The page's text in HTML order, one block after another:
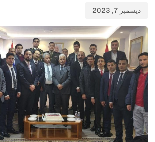
ديسمبر 7, 2023